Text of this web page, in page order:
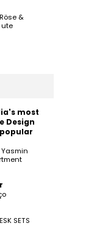
&
most
Design
SETS